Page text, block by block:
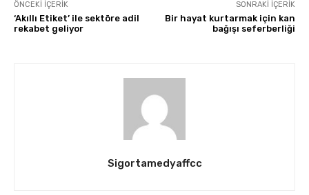
ÖNCEKI İÇERIK
‘Akıllı Etiket’ ile sektöre adil
rekabet geliyor
SONRAKI İÇERIK
Bir hayat kurtarmak için kan
bağışı seferberliği
Sigortamedyaffcc